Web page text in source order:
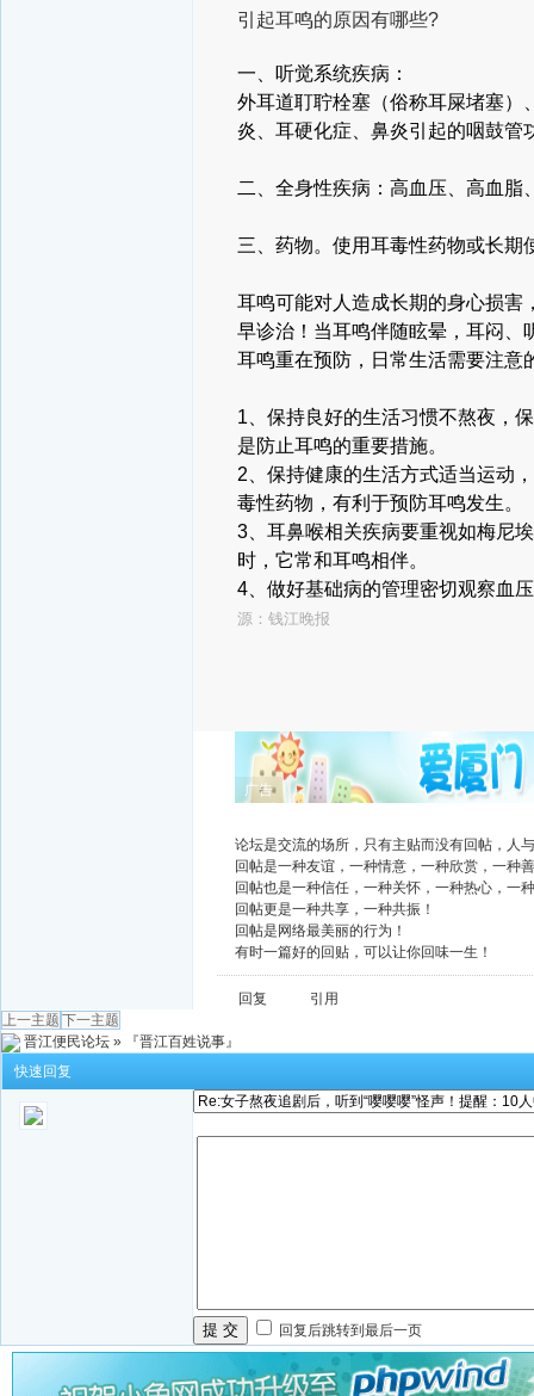
引起耳鸣的原因有哪些?
一、听觉系统疾病：
外耳道耵聍栓塞（俗称耳屎堵塞）
炎、耳硬化症、鼻炎引起的咽鼓管
二、全身性疾病： 高血压、高血脂
三、药物。 使用耳毒性药物或长期
耳鸣可能对人造成长期的身心损害
早诊治！当耳鸣伴随眩晕，耳闷、
耳鸣重在预防，日常生活需要注意
1、保持良好的生活习惯不熬夜，
是防止耳鸣的重要措施。
2、保持健康的生活方式适当运动
毒性药物，有利于预防耳鸣发生。
3、耳鼻喉相关疾病要重视如梅尼
时，它常和耳鸣相伴。
4、做好基础病的管理密切观察血
源： 钱江晚报
广告
论坛是交流的场所，只有主贴而没有回帖，人
回帖是一种友谊，一种情意，一种欣赏，一种
回帖也是一种信任，一种关怀，一种热心，一
回帖更是一种共享，一种共振！
回帖是网络最美丽的行为！
有时一篇好的回贴，可以让你回味一生！
回复
引用
上一主题 下一主题
晋江便民论坛 »
『晋江百姓说事』
快速回复
提 交 回复后跳转到最后一页